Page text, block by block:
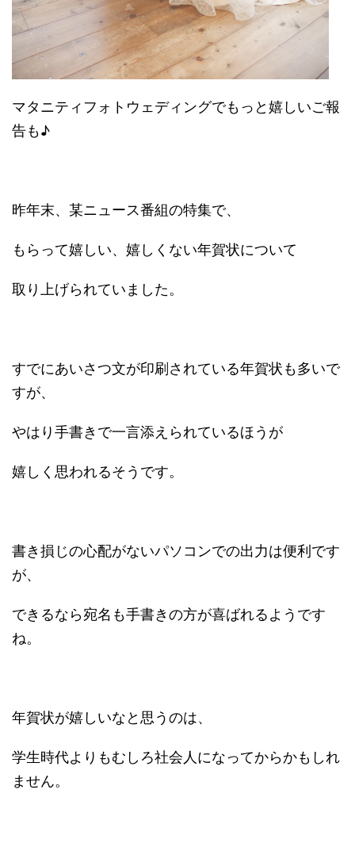
マタニティフォトウェディングでもっと嬉しいご報
告も♪
昨年末、某ニュース番組の特集で、
もらって嬉しい、嬉しくない年賀状について
取り上げられていました。
すでにあいさつ文が印刷されている年賀状も多いで
すが、
やはり手書きで一言添えられているほうが
嬉しく思われるそうです。
書き損じの心配がないパソコンでの出力は便利です
が、
できるなら宛名も手書きの方が喜ばれるようです
ね。
年賀状が嬉しいなと思うのは、
学生時代よりもむしろ社会人になってからかもしれ
ません。